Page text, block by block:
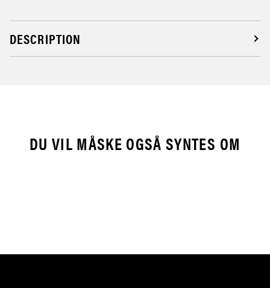
DESCRIPTION
DU VIL MÅSKE OGSÅ SYNTES OM